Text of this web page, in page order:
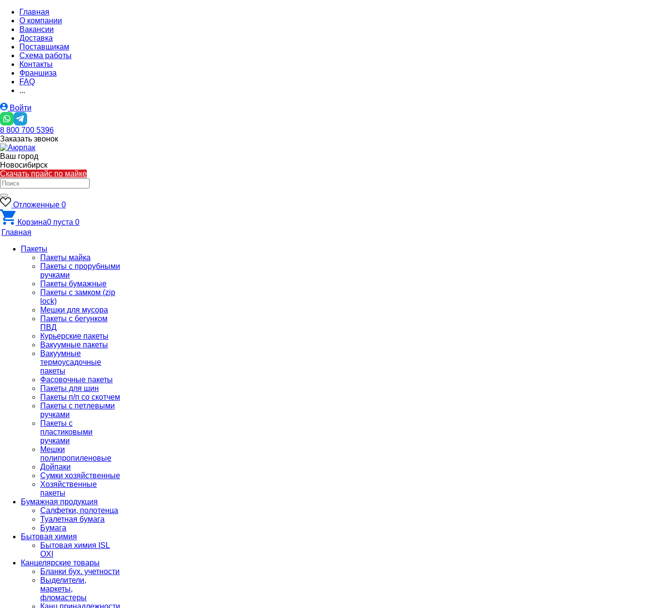
Главная
О компании
Вакансии
Доставка
Поставщикам
Схема работы
Контакты
Франшиза
FAQ
...
Войти
8 800 700 5396
Заказать звонок
Ваш город
Новосибирск
Скачать прайс по майке
Отложенные 0
Корзина0 пуста 0
Главная
Пакеты
Пакеты майка
Пакеты с прорубными
ручками
Пакеты бумажные
Пакеты с замком (zip
lock)
Мешки для мусора
Пакеты с бегунком
ПВД
Курьерские пакеты
Вакуумные пакеты
Вакуумные
термоусадочные
пакеты
Фасовочные пакеты
Пакеты для шин
Пакеты п/п со скотчем
Пакеты с петлевыми
ручками
Пакеты с
пластиковыми
ручками
Мешки
полипропиленовые
Дойпаки
Сумки хозяйственные
Хозяйственные
пакеты
Бумажная продукция
Салфетки, полотенца
Туалетная бумага
Бумага
Бытовая химия
Бытовая химия ISL
OXI
Канцелярские товары
Бланки бух. учетности
Выделители,
маркеты,
фломастеры
Канц.принадлежности